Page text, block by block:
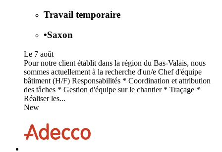
Travail temporaire
•Saxon
Le 7 août
Pour notre client établit dans la région du Bas-Valais, nous
sommes actuellement à la recherche d'un/e Chef d'équipe
bâtiment (H/F) Responsabilités * Coordination et attribution
des tâches * Gestion d'équipe sur le chantier * Traçage *
Réaliser les...
New